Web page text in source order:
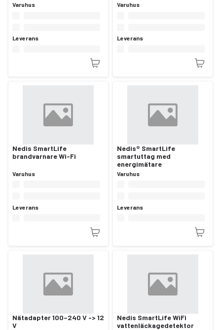
Varuhus
Leverans
Varuhus
Leverans
Nedis SmartLife
brandvarnare Wi-Fi
Varuhus
Leverans
Nedis® SmartLife
smartuttag med
energimätare
Varuhus
Leverans
Nätadapter 100–240 V -> 12
V
Nedis SmartLife WiFi
vattenläckagedetektor